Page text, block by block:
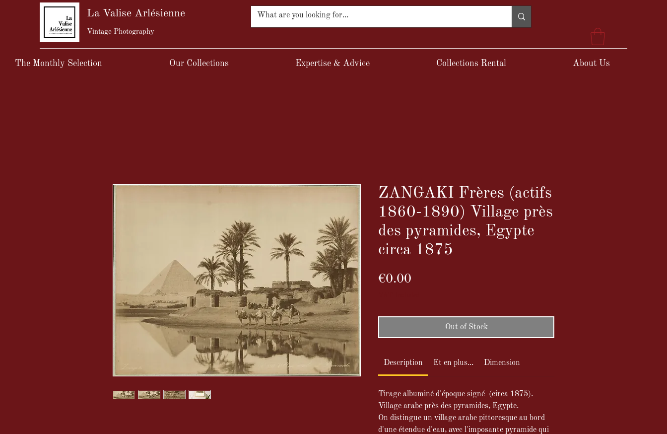
La Valise Arlésienne
Vintage Photography
The Monthly Selection Our Collections Expertise & Advice Collections Rental About Us
ZANGAKI Frères (actifs
1860-1890) Village près
des pyramides, Egypte
circa 1875
€0.00
Out of Stock
Description Et en plus... Dimension
Tirage albuminé d'époque signé (circa 1875).
Village arabe près des pyramides, Egypte.
On distingue un village arabe pittoresque au bord
d'une étendue d'eau, avec l'imposante pyramide qui